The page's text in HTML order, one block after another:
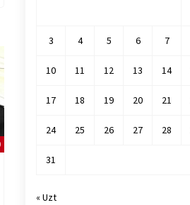
3 4 5 6 7
10 11 12 13 14
17 18 19 20 21
24 25 26 27 28
31
« Uzt